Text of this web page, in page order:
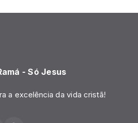
- Só Jesus
a excelência da vida cristã!